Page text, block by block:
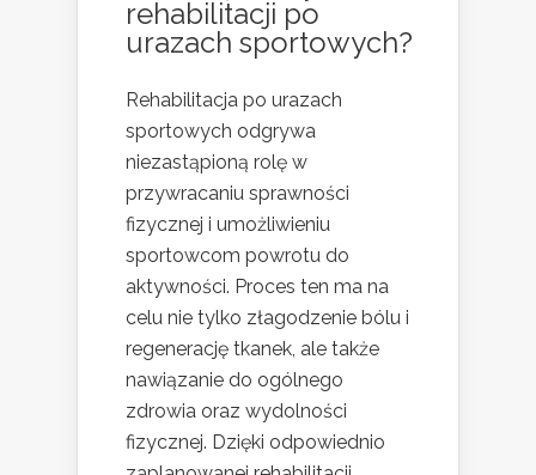
rehabilitacji po
urazach sportowych?
Rehabilitacja po urazach
sportowych odgrywa
niezastąpioną rolę w
przywracaniu sprawności
fizycznej i umożliwieniu
sportowcom powrotu do
aktywności. Proces ten ma na
celu nie tylko złagodzenie bólu i
regenerację tkanek, ale także
nawiązanie do ogólnego
zdrowia oraz wydolności
fizycznej. Dzięki odpowiednio